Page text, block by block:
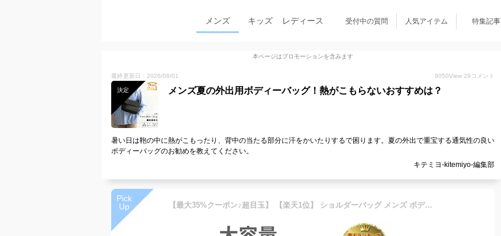
メンズ キッズ レディース 受付中の質問 人気アイテム 特集記事
本ページはプロモーションを含みます
最終更新日：2026/08/01 9050View 29 コメント
決定 メンズ夏の外出用ボディーバッグ！熱がこもらないおすすめは？
暑い日は鞄の中に熱がこもったり、背中の当たる部分に汗をかいたりするで困ります。夏の外出で重宝する通気性の良い
ボディーバッグのお勧めを教えてください。
キテミヨ-kitemiyo-編集部
Pick
Up
【最大35%クーポン♪超目玉】 【楽天1位】 ショルダーバッグ メンズ ボディバッグ 大容量 大きめ ボディーバッグ 斜め掛けバッグ ワンショルダーバッグ スリングバッグ メンズバッグ ボディバッグメンズ 海外旅行 メンズショルダーバッグ